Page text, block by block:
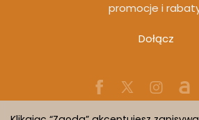
promocje i
Dołącz